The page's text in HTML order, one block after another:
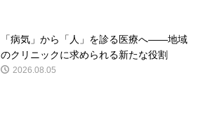
「病気」から「人」を診る医療へ――地域
のクリニックに求められる新たな役割
2026.08.05